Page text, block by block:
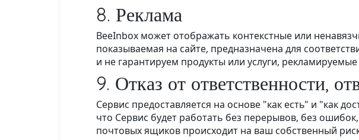
8. Реклама
BeeInbox может отображать контекстные или
показываемая на сайте, предназначена для
и не гарантируем продукты или услуги,
9. Отказ от ответственности,
Сервис предоставляется на основе "как есть" и "как
что Сервис будет работать без перерывов, без
почтовых ящиков происходит на ваш собственный